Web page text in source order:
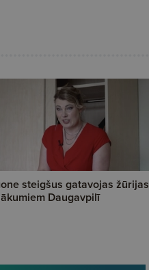
steigšus gatavojas žūrijas
Daugavpilī